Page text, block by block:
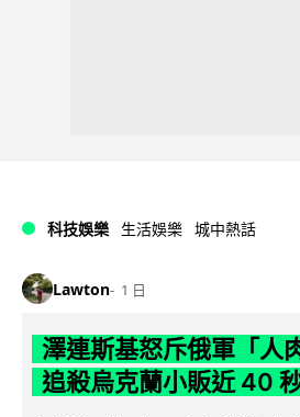
科技娛樂 生活娛樂 城中熱話
Lawton 1 日
澤連斯基怒斥俄軍「人
追殺烏克蘭小販近 40